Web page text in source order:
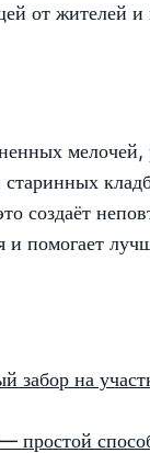
от жителей и
старинных
создаёт
помогает
забор на
простой